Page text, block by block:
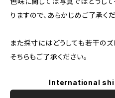
りますので、あらかじめご了承くだ
また採寸にはどうしても若干の
そちらもご了承ください。
International